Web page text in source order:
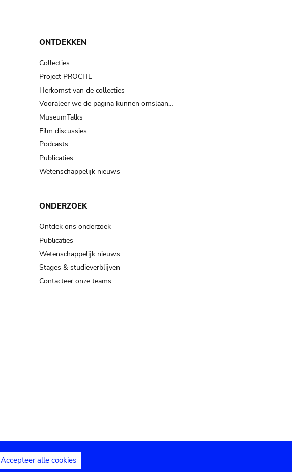
ONTDEKKEN
Collecties
Project PROCHE
Herkomst van de collecties
Vooraleer we de pagina kunnen omslaan…
MuseumTalks
Film discussies
Podcasts
Publicaties
Wetenschappelijk nieuws
ONDERZOEK
Ontdek ons onderzoek
Publicaties
Wetenschappelijk nieuws
Stages & studieverblijven
Contacteer onze teams
Accepteer alle cookies